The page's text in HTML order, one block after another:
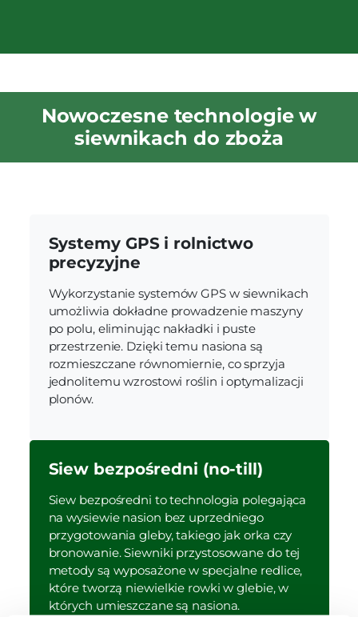
Nowoczesne technologie w
siewnikach do zboża
Systemy GPS i rolnictwo
precyzyjne
Wykorzystanie systemów GPS w siewnikach
umożliwia dokładne prowadzenie maszyny
po polu, eliminując nakładki i puste
przestrzenie. Dzięki temu nasiona są
rozmieszczane równomiernie, co sprzyja
jednolitemu wzrostowi roślin i optymalizacji
plonów.
Siew bezpośredni (no-till)
Siew bezpośredni to technologia polegająca
na wysiewie nasion bez uprzedniego
przygotowania gleby, takiego jak orka czy
bronowanie. Siewniki przystosowane do tej
metody są wyposażone w specjalne redlice,
które tworzą niewielkie rowki w glebie, w
których umieszczane są nasiona.